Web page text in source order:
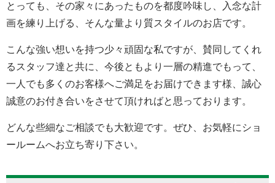
とっても、その家々にあったものを都度吟味し、入念な計
画を練り上げる、そんな量より質スタイルのお店です。
こんな強い想いを持つ少々頑固な私ですが、賛同してくれ
るスタッフ達と共に、今後ともより一層の精進でもって、
一人でも多くのお客様へご満足をお届けできます様、誠心
誠意のお付き合いをさせて頂ければと思っております。
どんな些細なご相談でも大歓迎です。ぜひ、お気軽にショ
ールームへお立ち寄り下さい。